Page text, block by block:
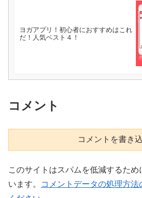
ヨガアプリ！初心者におすすめはこれ
だ！人気ベスト４！
コメント
コメントを書き
このサイトはスパムを低減するため
います。
コメントデータの処理方